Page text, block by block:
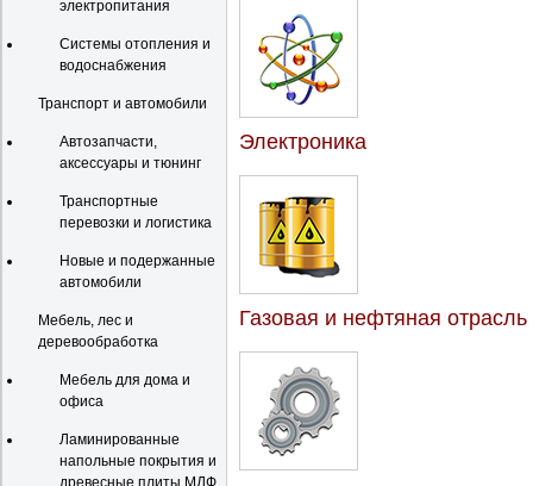
электропитания
Системы отопления и
водоснабжения
Транспорт и автомобили
Автозапчасти,
аксессуары и тюнинг
Транспортные
перевозки и логистика
Новые и подержанные
автомобили
Мебель, лес и
деревообработка
Мебель для дома и
офиса
Ламинированные
напольные покрытия и
древесные плиты МДФ,
Электроника
Газовая и нефтяная отрасль